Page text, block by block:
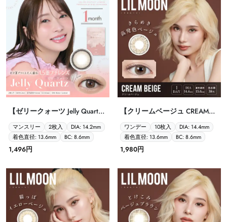
【ゼリークォーツ Jelly Quartz
TOPARDS 1month 2P】
マンスリー 2枚入
DIA: 14.2mm
着色直径: 13.6mm
BC: 8.6mm
1,496円
【クリームベージュ CREAM
BEIGE LILMOON リルムーン
ワンデー 10枚入】
ワンデー 10枚入
DIA: 14.4mm
着色直径: 13.6mm
BC: 8.6mm
1,980円